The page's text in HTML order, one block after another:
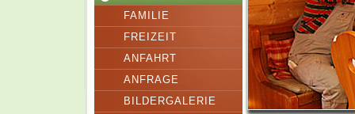
FAMILIE
FREIZEIT
ANFAHRT
ANFRAGE
BILDERGALERIE